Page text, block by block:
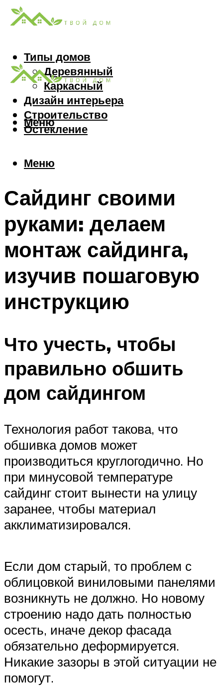
Типы домов
Деревянный
Каркасный
Дизайн интерьера
Строительство
Остекление
Меню
Меню
Сайдинг своими
руками: делаем
монтаж сайдинга,
изучив пошаговую
инструкцию
Что учесть, чтобы
правильно обшить
дом сайдингом
Технология работ такова, что
обшивка домов может
производиться круглогодично. Но
при минусовой температуре
сайдинг стоит вынести на улицу
заранее, чтобы материал
акклиматизировался.
Если дом старый, то проблем с
облицовкой виниловыми панелями
возникнуть не должно. Но новому
строению надо дать полностью
осесть, иначе декор фасада
обязательно деформируется.
Никакие зазоры в этой ситуации не
помогут.